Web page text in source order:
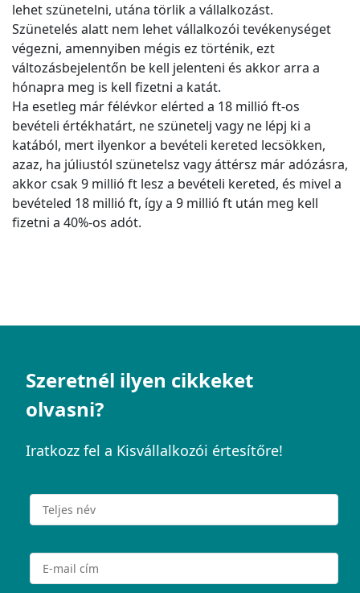
lehet szünetelni, utána törlik a vállalkozást.
Szünetelés alatt nem lehet vállalkozói tevékenységet
végezni, amennyiben mégis ez történik, ezt
változásbejelentőn be kell jelenteni és akkor arra a
hónapra meg is kell fizetni a katát.
Ha esetleg már félévkor elérted a 18 millió ft-os
bevételi értékhatárt, ne szünetelj vagy ne lépj ki a
katából, mert ilyenkor a bevételi kereted lecsökken,
azaz, ha júliustól szünetelsz vagy áttérsz már adózásra,
akkor csak 9 millió ft lesz a bevételi kereted, és mivel a
bevételed 18 millió ft, így a 9 millió ft után meg kell
fizetni a 40%-os adót.
Szeretnél ilyen cikkeket
olvasni?
Iratkozz fel a Kisvállalkozói értesítőre!